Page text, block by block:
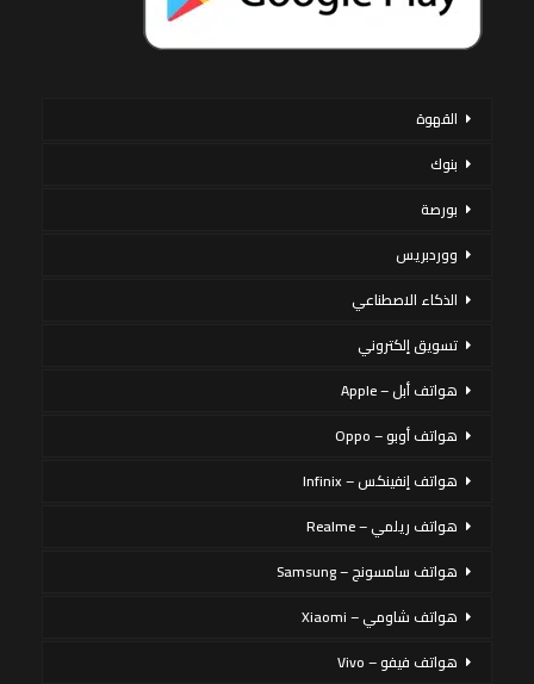
القهوة
بنوك
بورصة
ووردبريس
الذكاء الاصطناعي
تسويق إلكتروني
هواتف أبل – Apple
هواتف أوبو – Oppo
هواتف إنفينكس – Infinix
هواتف ريلمي – Realme
هواتف سامسونج – Samsung
هواتف شاومي – Xiaomi
هواتف فيفو – Vivo